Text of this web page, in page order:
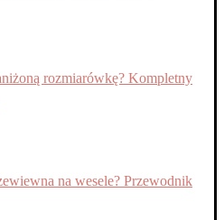
rozmiarówkę? Kompletny
na wesele? Przewodnik